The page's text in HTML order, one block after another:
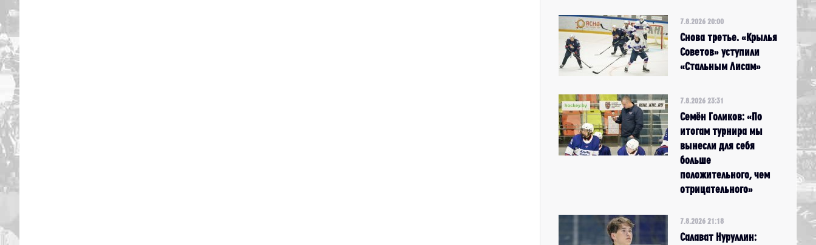
7.8.2026 20:00
Снова третье. «Крылья
Советов» уступили
«Стальным Лисам»
7.8.2026 23:31
Семён Голиков: «По
итогам турнира мы
вынесли для себя
больше
положительного, чем
отрицательного»
7.8.2026 21:18
Салават Нуруллин: